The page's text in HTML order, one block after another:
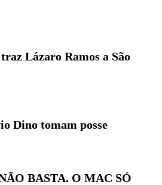
Lázaro Ramos a São
Dino tomam posse
BASTA. O MAC SÓ